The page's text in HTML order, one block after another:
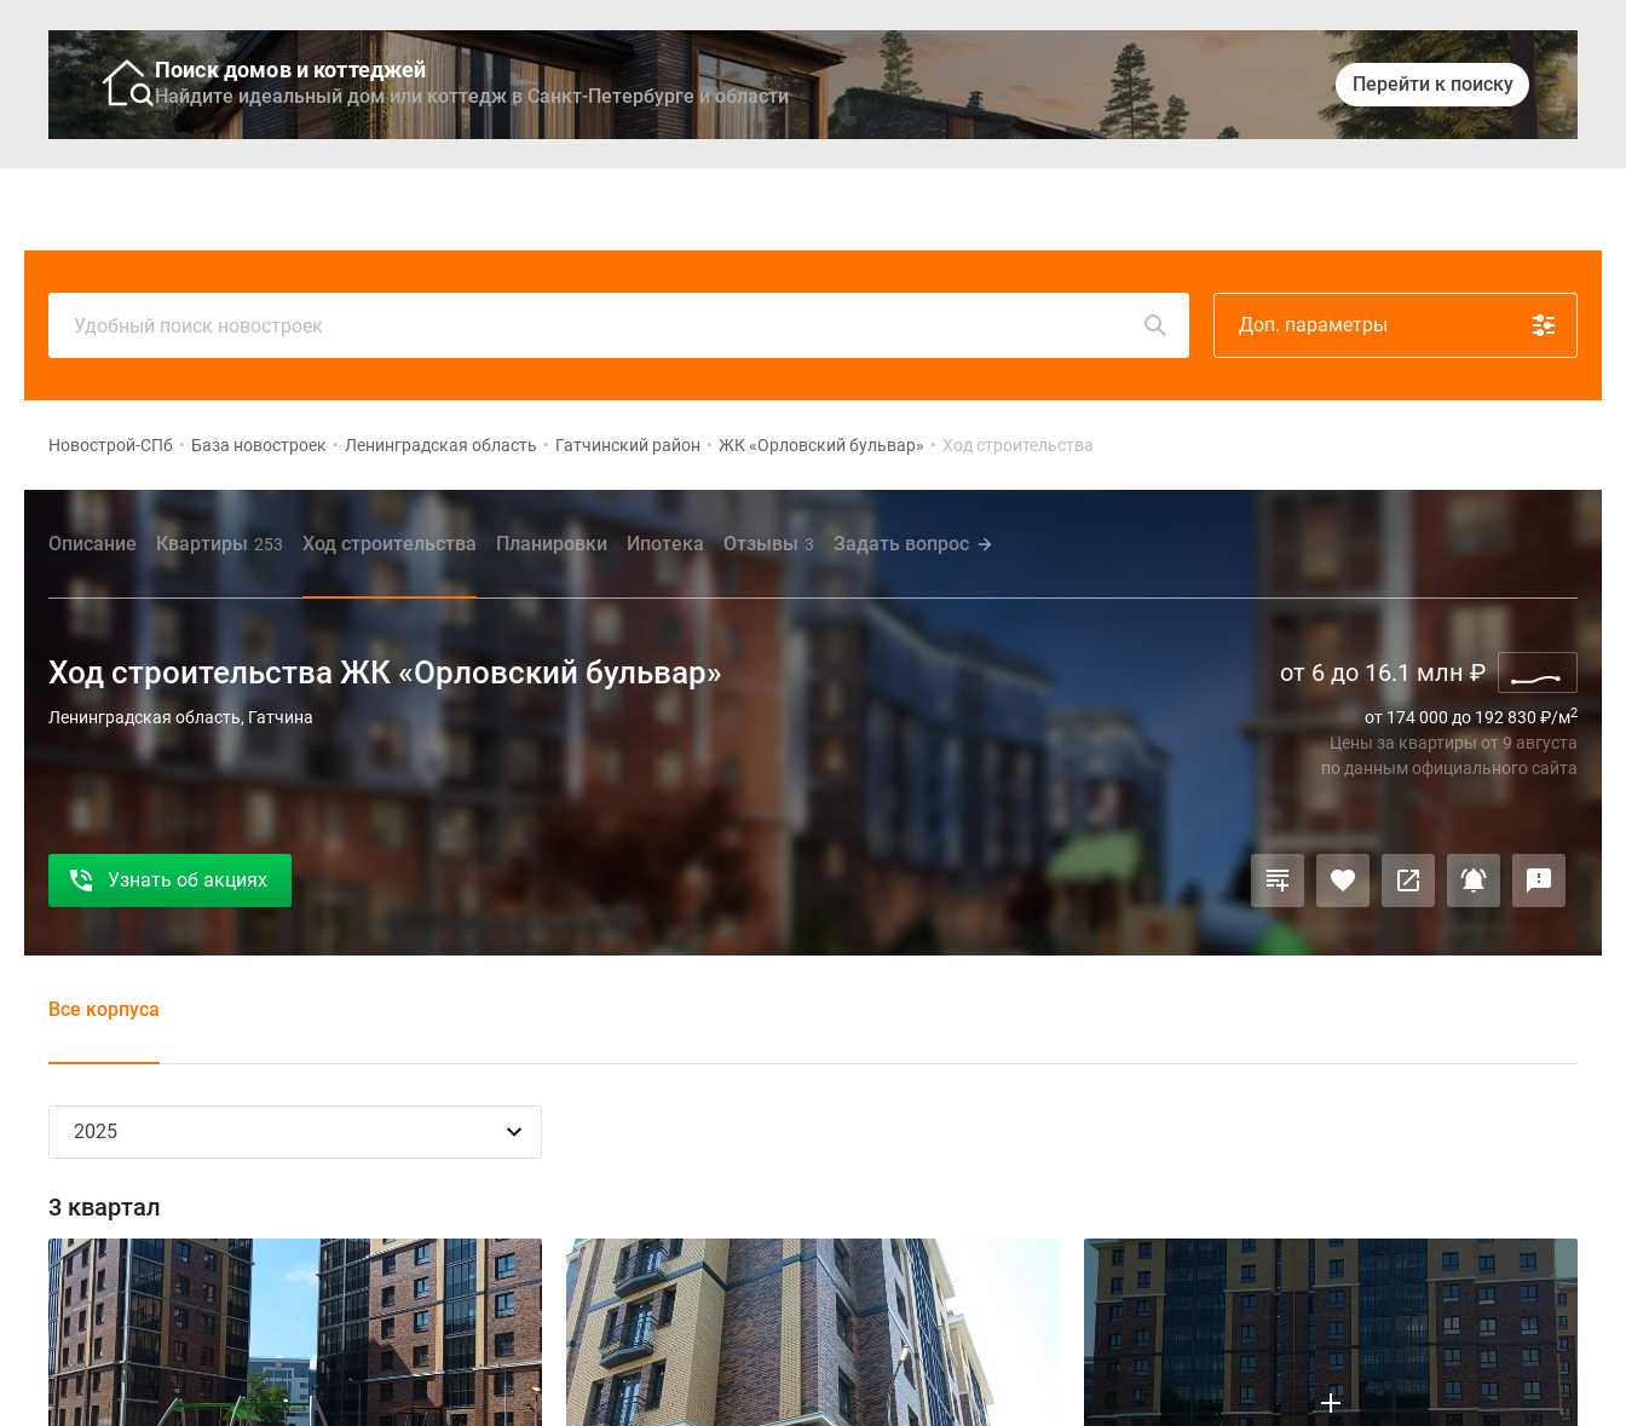
Поиск домов и коттеджей
Найдите идеальный дом или коттедж в Санкт-Петербурге и области
Перейти к поиску
Удобный поиск новостроек Доп. параметры
Новострой-СПб • База новостроек • Ленинградская область • Гатчинский район • ЖК «Орловский бульвар» • Ход строительства
Описание Квартиры 253 Ход строительства Планировки Ипотека Отзывы 3 Задать вопрос
Ход строительства ЖК «Орловский бульвар»
Ленинградская область, Гатчина
от 6 до 16.1 млн ₽
от 174 000 до 192 830 ₽/м2
Цены за квартиры от9 августа
по данным официального сайта
Узнать об акциях
Все корпуса
3 квартал